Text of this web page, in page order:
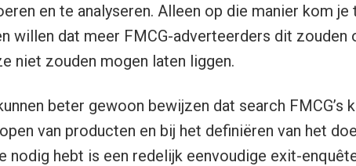
en te analyseren. Alleen op die manier kom
willen dat meer FMCG-adverteerders dit zouden
niet zouden mogen laten liggen.
beter gewoon bewijzen dat search FMCG’s
van producten en bij het definiëren van het
nodig hebt is een redelijk eenvoudige exit-